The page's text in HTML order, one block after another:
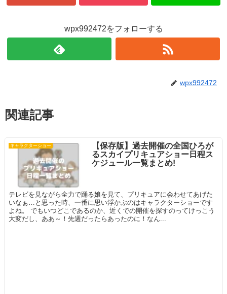
wpx992472をフォローする
wpx992472
関連記事
キャラクターショー
【保存版】過去開催の全国ひろが
るスカイプリキュアショー日程ス
ケジュール一覧まとめ!
テレビを見ながら全力で踊る娘を見て、プリキュアに会わせてあげた
いなぁ…と思った時、一番に思い浮かぶのはキャラクターショーです
よね。 でもいつどこであるのか、近くでの開催を探すのってけっこう
大変だし、ああ～！先週だったらあったのに！なん...